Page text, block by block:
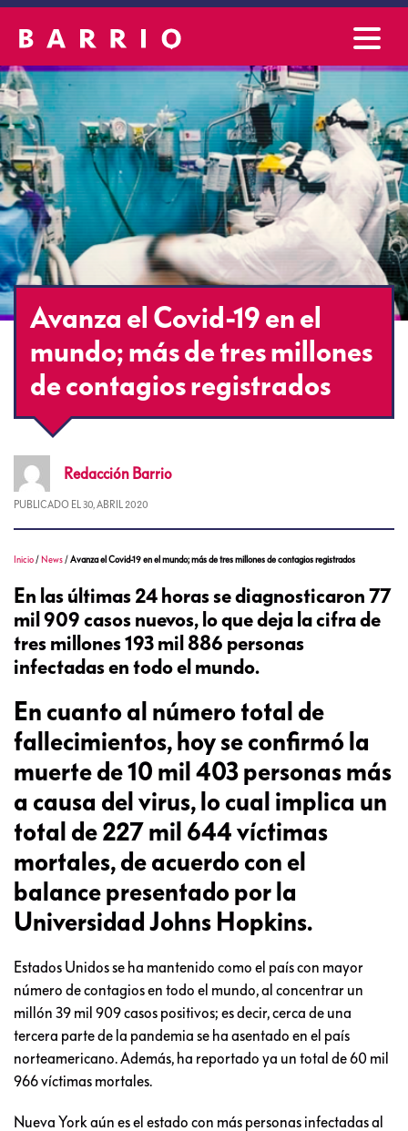
Avanza el Covid-19 en el
mundo; más de tres millones
de contagios registrados
Redacción Barrio
PUBLICADO EL 30, ABRIL 2020
Inicio / News /Avanza el Covid-19 en el mundo; más de tres millones de contagios registrados
En las últimas 24 horas se diagnosticaron 77
mil 909 casos nuevos, lo que deja la cifra de
tres millones 193 mil 886 personas
infectadas en todo el mundo.
En cuanto al número total de
fallecimientos, hoy se confirmó la
muerte de 10 mil 403 personas más
a causa del virus, lo cual implica un
total de 227 mil 644 víctimas
mortales, de acuerdo con el
balance presentado por la
Universidad Johns Hopkins.
Estados Unidos se ha mantenido como el país con mayor
número de contagios en todo el mundo, al concentrar un
millón 39 mil 909 casos positivos; es decir, cerca de una
tercera parte de la pandemia se ha asentado en el país
norteamericano. Además, ha reportado ya un total de 60 mil
966 víctimas mortales.
Nueva York aún es el estado con más personas infectadas al